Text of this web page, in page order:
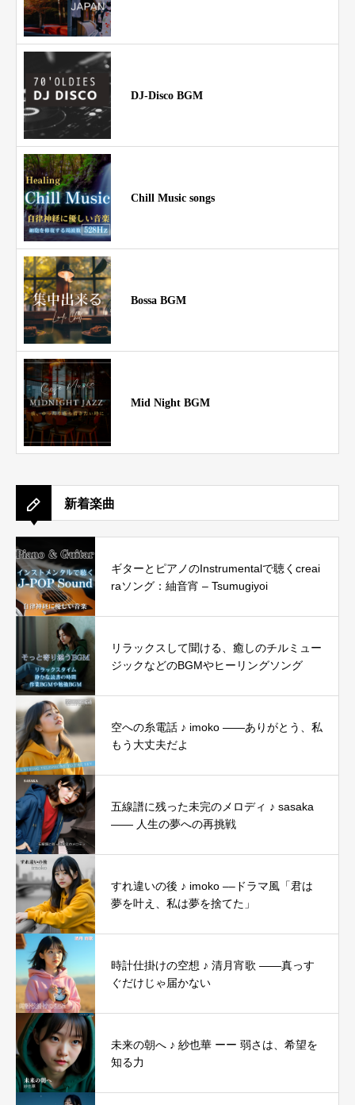
DJ-Disco BGM
Chill Music songs
Bossa BGM
Mid Night BGM
新着楽曲
ギターとピアノのInstrumentalで聴くcreai
raソング：紬音宵 – Tsumugiyoi
リラックスして聞ける、癒しのチルミュー
ジックなどのBGMやヒーリングソング
空への糸電話 ♪ imoko ——ありがとう、私
もう大丈夫だよ
五線譜に残った未完のメロディ ♪ sasaka
―― 人生の夢への再挑戦
すれ違いの後 ♪ imoko ––ドラマ風「君は
夢を叶え、私は夢を捨てた」
時計仕掛けの空想 ♪ 清月宵歌 ——真っす
ぐだけじゃ届かない
未来の朝へ ♪ 紗也華 ーー 弱さは、希望を
知る力